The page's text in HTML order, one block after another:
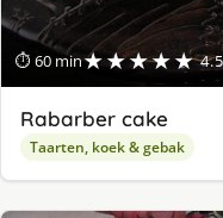
⏱ 60 min★★★★★
Rabarber cake
Taarten, koek & gebak